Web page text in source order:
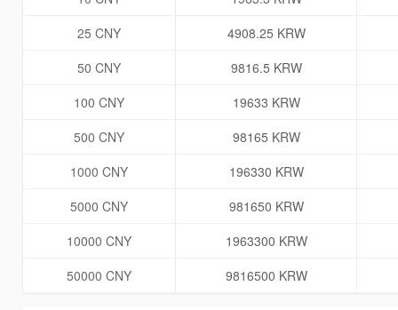
25 CNY
4908.25 KRW
50 CNY
9816.5 KRW
100 CNY
19633 KRW
500 CNY
98165 KRW
1000 CNY
196330 KRW
5000 CNY
981650 KRW
10000 CNY
1963300 KRW
50000 CNY
9816500 KRW